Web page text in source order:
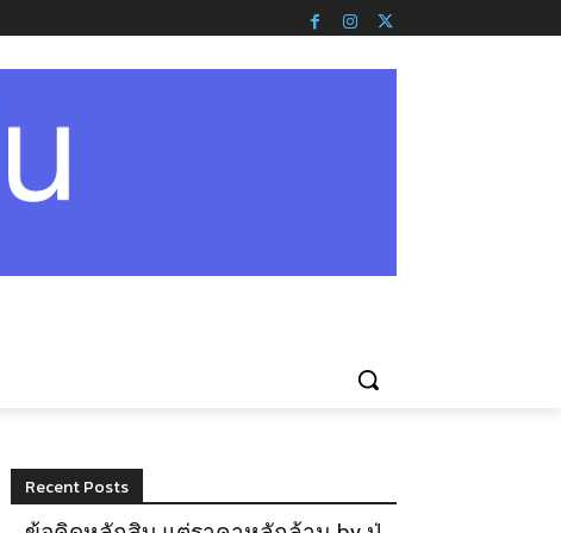
Recent Posts